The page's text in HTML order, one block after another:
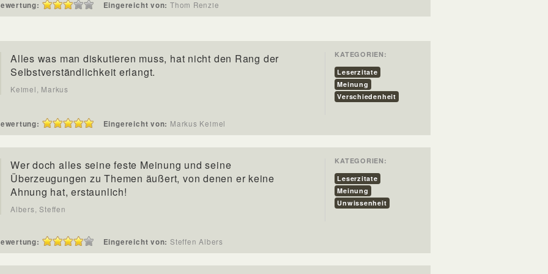
Eingereicht von: Thom Renzie
Alles was man diskutieren muss, hat nicht den Rang der
Selbstverständlichkeit erlangt.
Keimel, Markus
KATEGORIEN:
Leserzitate
Meinung
Verschiedenheit
Eingereicht von: Markus Keimel
Wer doch alles seine feste Meinung und seine
Überzeugungen zu Themen äußert, von denen er keine
Ahnung hat, erstaunlich!
Albers, Steffen
KATEGORIEN:
Leserzitate
Meinung
Unwissenheit
Eingereicht von: Steffen Albers